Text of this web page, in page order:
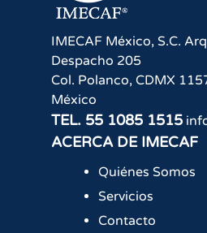
IMECAF México, S.C.
Despacho 205
Col. Polanco, CDMX
México
TEL. 55 1085 1515
ACERCA DE IMECAF
Quiénes Somos
Servicios
Contacto